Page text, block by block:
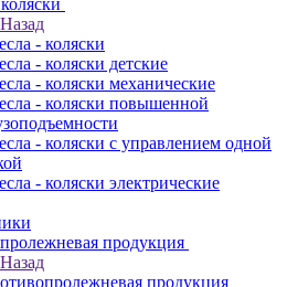
Назад
- коляски
- коляски детские
- коляски механические
- коляски повышенной
- коляски с управлением одной
- коляски электрические
продукция
Назад
продукция